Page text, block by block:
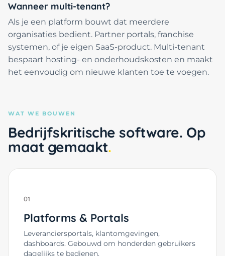
Wanneer multi-tenant?
Als je een platform bouwt dat meerdere
organisaties bedient. Partner portals, franchise
systemen, of je eigen SaaS-product. Multi-tenant
bespaart hosting- en onderhoudskosten en maakt
het eenvoudig om nieuwe klanten toe te voegen.
WAT WE BOUWEN
Bedrijfskritische software. Op
maat gemaakt
01
Platforms & Portals
Leveranciersportals, klantomgevingen,
dashboards. Gebouwd om honderden gebruikers
dagelijks te bedienen.